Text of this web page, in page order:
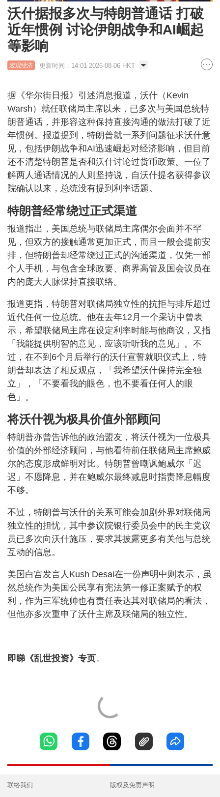
沃什据报多次与特朗普通话 打破
近年惯例 讨论伊朗战争和AI崛起
等影响
宏观经济 更新时间：14:01 2026-08-06 HKT
据《华尔街日报》引述消息报道，沃什（Kevin
Warsh）就任联储局主席以来，已多次与美国总统特
朗普通话，并形容这种保持直接沟通的做法打破了近
年惯例。报道提到，特朗普就一系列问题征求沃什意
见，包括伊朗战争和AI迅速崛起对经济影响，但目前
还不清楚特朗普是否和沃什讨论过货币政策。一位了
解两人通话情况的人则坚持说，自沃什提名获得参议
院确认以来，总统没有提到利率话题。
特朗普经常绕过正式渠道
报道指出，美国总统与联储局主席偶尔会面并不罕
见，但双方的接触通常更加正式，而且一般会提前安
排，但特朗普却经常绕过正式的沟通渠道，仅凭一部
个人手机，与包含全球政要、商界高管及国会议员在
内的庞大人脉保持直接联络。
报道更指，特朗普对联储局独立性的抗拒与排斥超过
近代任何一位总统。他在去年12月一个采访中曾表
示，希望联储局主席在设定利率时能与他商议，又指
「我能提供明智的意见，应该听听我的意见」。不
过，在不到6个月后举行的沃什宣誓就职仪式上，特
朗普却表达了相反观点，「我希望沃什保持完全独
立」，「不要看我的眼色，也不要看任何人的眼
色」。
将沃什视为极具价值外部顾问
特朗普亦曾告诉他的政治盟友，将沃什视为一位极具
价值的外部经济顾问，与他看待前任联储局主席鲍威
尔的态度形成鲜明对比。特朗普曾嘲讽鲍威尔「迟
迟」不愿降息，并在鲍威尔最终减息时指责降息幅度
不够。
不过，特朗普与沃什的关系可能会加剧外界对联储局
独立性的担忧，其中参议院银行委员会中的民主党议
员已多次向沃什施压，要求其披露更多有关他与总统
互动的信息。
美国白宫发言人Kush Desai在一份声明中则表示，虽
然总统作为美国公民享有宪法第一修正案赋予的权
利，作为三军统帅也有责任表达其对联储局的看法，
但他亦多次重申了沃什主席及联储局的独立性。
即睇《乱世投资》专页↓
联络我们 版权及免责声明